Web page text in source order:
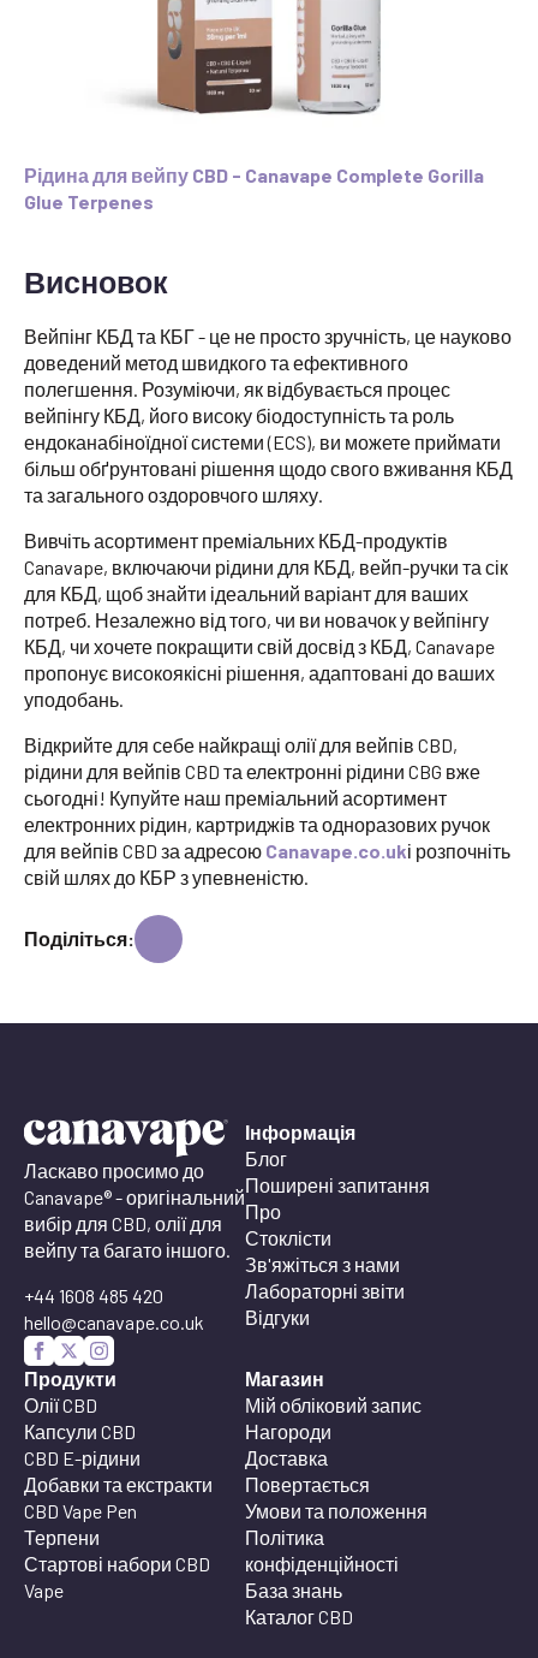
Рідина для вейпу CBD - Canavape Complete Gorilla
Glue Terpenes
Висновок
Вейпінг КБД та КБГ - це не просто зручність, це науково
доведений метод швидкого та ефективного
полегшення. Розуміючи, як відбувається процес
вейпінгу КБД, його високу біодоступність та роль
ендоканабіноїдної системи (ECS), ви можете приймати
більш обґрунтовані рішення щодо свого вживання КБД
та загального оздоровчого шляху.
Вивчіть асортимент преміальних КБД-продуктів
Canavape, включаючи рідини для КБД, вейп-ручки та сік
для КБД, щоб знайти ідеальний варіант для ваших
потреб. Незалежно від того, чи ви новачок у вейпінгу
КБД, чи хочете покращити свій досвід з КБД, Canavape
пропонує високоякісні рішення, адаптовані до ваших
уподобань.
Відкрийте для себе найкращі олії для вейпів CBD,
рідини для вейпів CBD та електронні рідини CBG вже
сьогодні! Купуйте наш преміальний асортимент
електронних рідин, картриджів та одноразових ручок
для вейпів CBD за адресою Canavape.co.ukі розпочніть
свій шлях до КБР з упевненістю.
Поділіться:
Ласкаво просимо до
Canavape® - оригінальний
вибір для CBD, олії для
вейпу та багато іншого.
+44 1608 485 420
hello@canavape.co.uk
Інформація
Блог
Поширені запитання
Про
Стоклісти
Зв'яжіться з нами
Лабораторні звіти
Відгуки
Продукти
Олії CBD
Капсули CBD
CBD E-рідини
Добавки та екстракти
CBD Vape Pen
Терпени
Стартові набори CBD
Vape
Магазин
Мій обліковий запис
Нагороди
Доставка
Повертається
Умови та положення
Політика
конфіденційності
База знань
Каталог CBD